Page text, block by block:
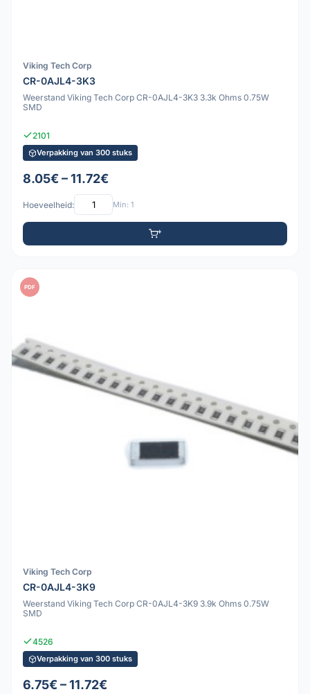
Viking Tech Corp
CR-0AJL4-3K3
Weerstand Viking Tech Corp CR-0AJL4-3K3 3.3k Ohms 0.75W
SMD
2101
Verpakking van 300 stuks
8.05€ – 11.72€
Hoeveelheid: Min: 1
PDF
Viking Tech Corp
CR-0AJL4-3K9
Weerstand Viking Tech Corp CR-0AJL4-3K9 3.9k Ohms 0.75W
SMD
4526
Verpakking van 300 stuks
6.75€ – 11.72€